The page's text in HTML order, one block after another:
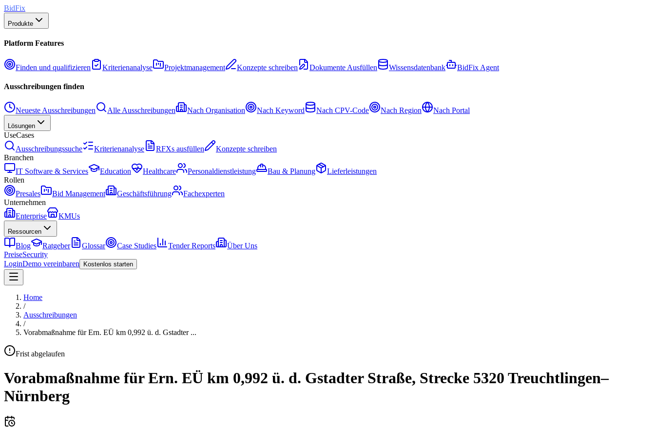
BidFix
Produkte
Platform Features
Finden und qualifizieren Kriterienanalyse Projektmanagement Konzepte schreiben Dokumente Ausfüllen Wissensdatenbank BidFix Agent
Ausschreibungen finden
Neueste Ausschreibungen Alle Ausschreibungen Nach Organisation Nach Keyword Nach CPV-Code Nach Region Nach Portal
Lösungen
UseCases
Ausschreibungssuche
Kriterienanalyse RFXs ausfüllen
Konzepte schreiben
Branchen
IT Software & Services
Education Healthcare Personaldienstleistung Bau & Planung
Lieferleistungen
Rollen
Presales
Bid Management Geschäftsführung
Fachexperten
Unternehmen
Enterprise
KMUs
Ressourcen
Blog Ratgeber Glossar Case Studies Tender Reports
Über Uns
PreiseSecurity
LoginDemo vereinbaren Kostenlos starten
Home
/
Ausschreibungen
/
Vorabmaßnahme für Ern. EÜ km 0,992 ü. d. Gstadter ...
Frist abgelaufen
Vorabmaßnahme für Ern. EÜ km 0,992 ü. d. Gstadter Straße, Strecke 5320 Treuchtlingen–
Nürnberg